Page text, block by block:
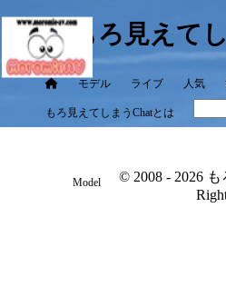
もろ見えて
モデル ライブ 人気
もろ見えてしまうChatとは
Model
© 2008 - 2026